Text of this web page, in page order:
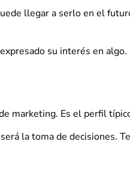
llegar a serlo en el
su interés en algo.
marketing. Es el perfil
la toma de decisiones.